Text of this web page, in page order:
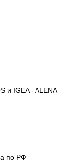
и IGEA - ALENA
по РФ